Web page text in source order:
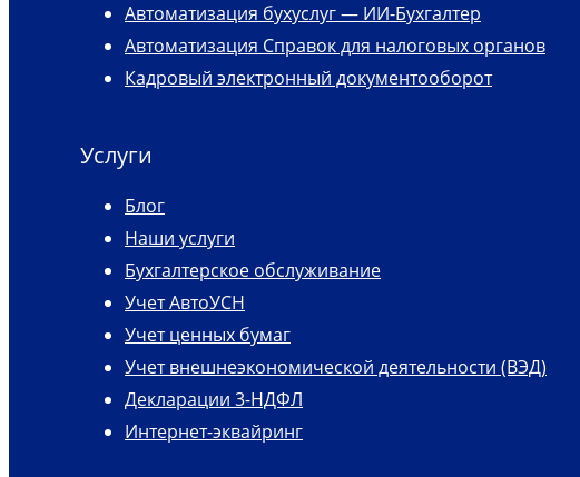
Автоматизация бухуслуг — ИИ-Бухгалтер
Автоматизация Справок для налоговых органов
Кадровый электронный документооборот
Услуги
Блог
Наши услуги
Бухгалтерское обслуживание
Учет АвтоУСН
Учет ценных бумаг
Учет внешнеэкономической деятельности (ВЭД)
Декларации 3-НДФЛ
Интернет-эквайринг